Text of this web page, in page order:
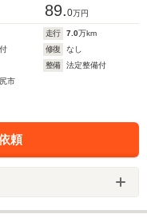
89.0万円
走行 7.0万km
修復
なし
整備
法定整備付
市
頼